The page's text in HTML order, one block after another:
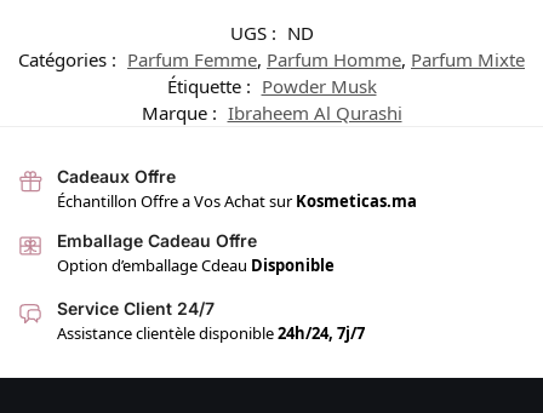
UGS : ND
Catégories : Parfum Femme, Parfum Homme, Parfum Mixte
Étiquette : Powder Musk
Marque : Ibraheem Al Qurashi
Cadeaux Offre
Échantillon Offre a Vos Achat surKosmeticas.ma
Emballage Cadeau Offre
Option d’emballage Cdeau Disponible
Service Client 24/7
Assistance clientèle disponible24h/24, 7j/7